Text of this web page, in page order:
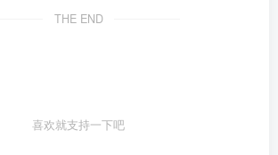
THE END
喜欢就支持一下吧